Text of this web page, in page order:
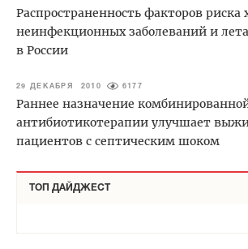
Распространенность факторов риска
неинфекционных заболеваний и
в России
29 ДЕКАБРЯ 2010 6177
Раннее назначение
антибиотикотерапии улучшает
пациентов с септическим шоком
ТОП ДАЙДЖЕСТ